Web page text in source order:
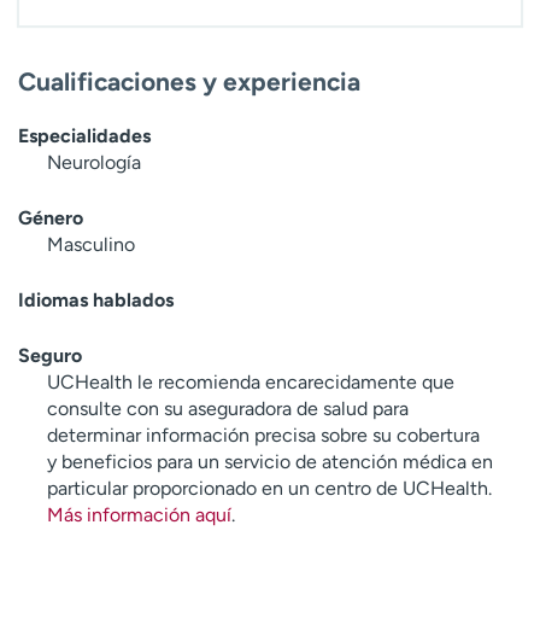
Cualificaciones y experiencia
Especialidades
Neurología
Género
Masculino
Idiomas hablados
Seguro
UCHealth le recomienda encarecidamente que
consulte con su aseguradora de salud para
determinar información precisa sobre su cobertura
y beneficios para un servicio de atención médica en
particular proporcionado en un centro de UCHealth.
Más información aquí.